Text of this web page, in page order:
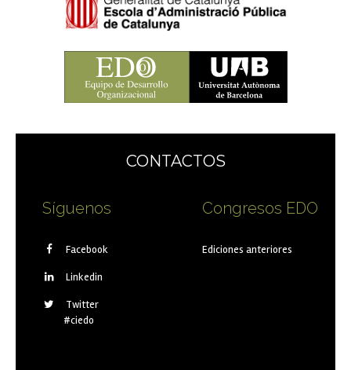
CONTACTOS
Síguenos
Facebook
Linkedin
Twitter
#ciedo
Congresos EDO
Ediciones anteriores